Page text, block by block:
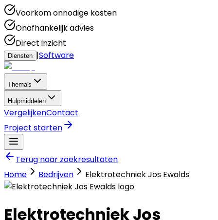
Voorkom onnodige kosten
Onafhankelijk advies
Direct inzicht
Diensten |Software
Thema's
Hulpmiddelen
VergelijkenContact
Project starten
Terug naar zoekresultaten
Home
Bedrijven Elektrotechniek Jos Ewalds
Elektrotechniek Jos